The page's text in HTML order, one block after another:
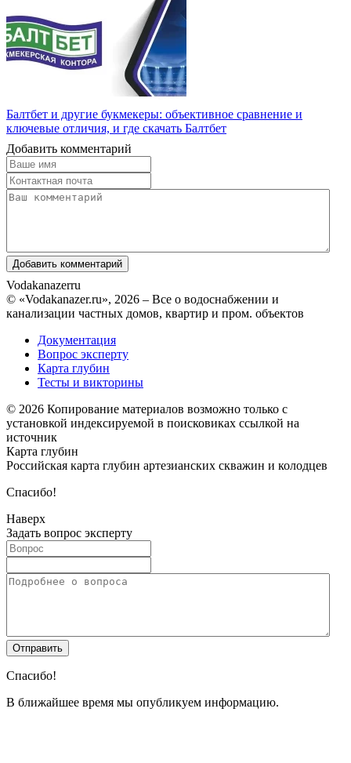
Балтбет и другие букмекеры: объективное сравнение и
ключевые отличия, и где скачать Балтбет
Добавить комментарий
Vodakanazerru
© «Vodakanazer.ru», 2026 – Все о водоснабжении и
канализации частных домов, квартир и пром. объектов
Документация
Вопрос эксперту
Карта глубин
Тесты и викторины
© 2026 Копирование материалов возможно только с
установкой индексируемой в поисковиках ссылкой на
источник
Карта глубин
Российская карта глубин артезианских скважин и колодцев
Спасибо!
Наверх
Задать вопрос эксперту
Спасибо!
В ближайшее время мы опубликуем информацию.